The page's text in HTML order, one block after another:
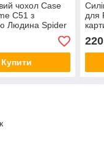
чохол Case
C51 з
Людина Spider
Купити
для
панк
220